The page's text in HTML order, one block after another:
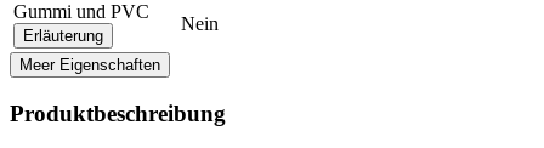
Gummi und PVC
Erläuterung
Nein
Meer Eigenschaften
Produktbeschreibung